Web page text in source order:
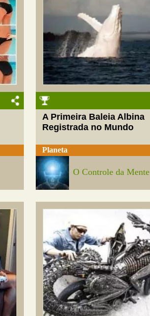
A Primeira Baleia Albina
Registrada no Mundo
Planeta
O Controle da Mente